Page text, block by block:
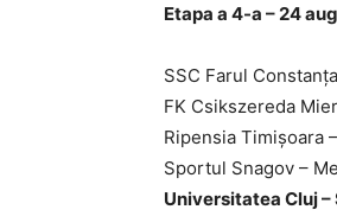
Etapa a 4-a – 24
SSC Farul
FK Csikszereda
Ripensia Timişoara
Sportul Snagov –
Universitatea Cluj –